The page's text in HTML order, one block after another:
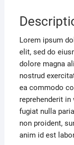
Lorem ipsum
elit, sed do
dolore magna
nostrud
ea commodo
reprehenderit
fugiat nulla
non proident,
anim id est